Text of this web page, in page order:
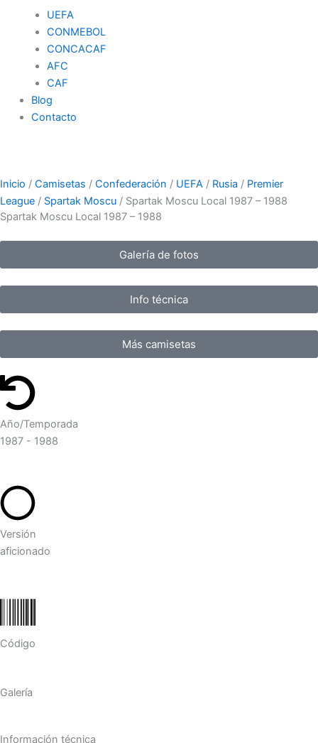
UEFA
CONMEBOL
CONCACAF
AFC
CAF
Blog
Contacto
Inicio / Camisetas / Confederación / UEFA / Rusia / Premier
League / Spartak Moscu / Spartak Moscu Local 1987 – 1988
Spartak Moscu Local 1987 – 1988
Galería de fotos
Info técnica
Más camisetas
Año/Temporada
1987 - 1988
Versión
aficionado
Código
Galería
Información técnica